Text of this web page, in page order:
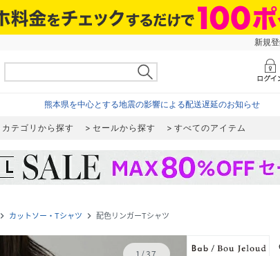
新規
熊本県を中心とする地震の影響による配送遅延のお知らせ
カテゴリから探す セールから探す すべてのアイテム
navigate_next カットソー・Tシャツ navigate_next 配色リンガーTシャツ